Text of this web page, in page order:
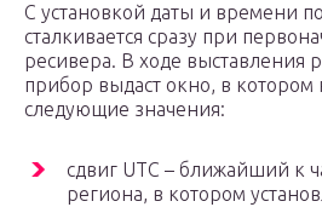
С установкой даты и времени
сталкивается сразу при
ресивера. В ходе выставления
прибор выдаст окно, в котором
следующие значения:
сдвиг UTC – ближайший к
региона, в котором